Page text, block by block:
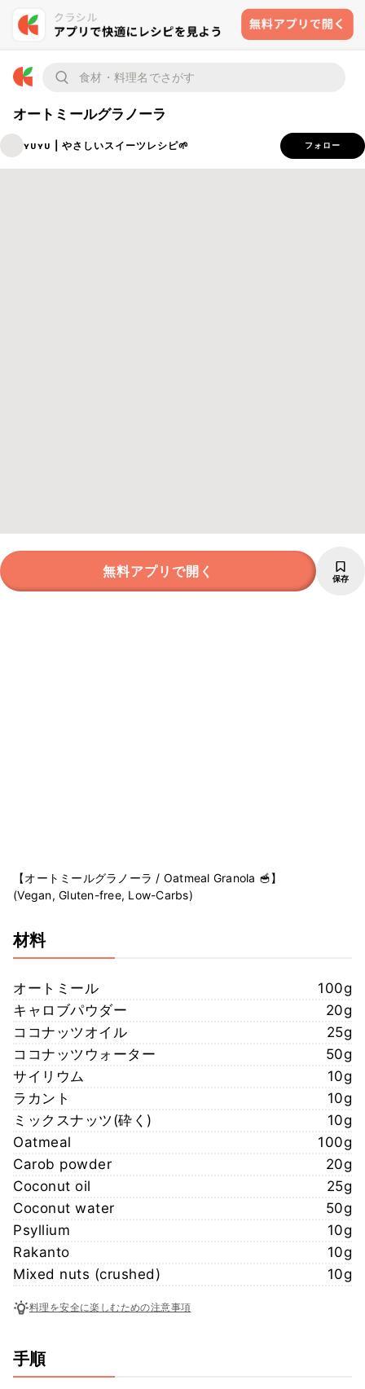
オートミールグラノーラ
ʏᴜʏᴜ | やさしいスイーツレシピ🌱 フォロー
無料アプリで開く 保存
【オートミールグラノーラ / Oatmeal Granola 🥣】
(Vegan, Gluten-free, Low-Carbs)
材料
オートミール
100g
キャロブパウダー
20g
ココナッツオイル
25g
ココナッツウォーター
50g
サイリウム
10g
ラカント
10g
ミックスナッツ(砕く)
10g
Oatmeal
100g
Carob powder
20g
Coconut oil
25g
Coconut water
50g
Psyllium
10g
Rakanto
10g
Mixed nuts (crushed)
10g
料理を安全に楽しむための注意事項
手順